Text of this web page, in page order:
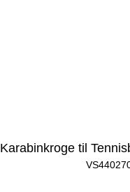
Karabinkroge til